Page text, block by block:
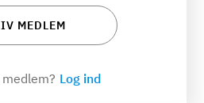
MEDLEM
Log ind